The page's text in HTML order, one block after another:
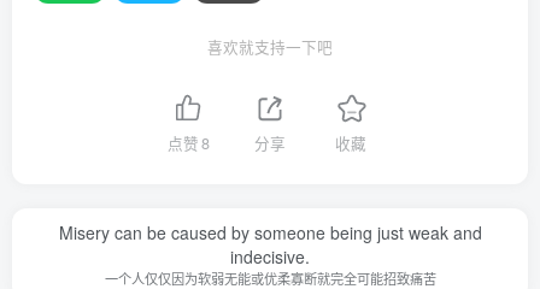
喜欢就支持一下吧
点赞8 分享 收藏
Misery can be caused by someone being just weak and
indecisive.
一个人仅仅因为软弱无能或优柔寡断就完全可能招致痛苦